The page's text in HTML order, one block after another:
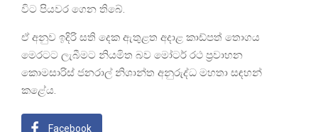
විට පියවර ගෙන තිබේ.
ඒ අනුව ඉදිරි සති දෙක ඇතුළත අදාළ කාඩ්පත් තොගය
මෙරටට ලැබීමට නියමිත බව මෝටර් රථ ප්‍රවාහන
කොමසාරිස් ජනරාල් නිශාන්ත අනුරුද්ධ මහතා සඳහන්
කළේය.
Facebook